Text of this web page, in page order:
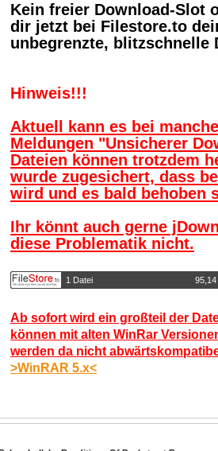
Kein freier Download-Slot
dir jetzt bei Filestore.to
unbegrenzte, blitzschnelle
Hinweis!!!
Aktuell kann es bei
Meldungen "Unsicherer
Dateien können trotzdem
wurde zugesichert, dass
wird und es bald behoben
Ihr könnt auch gerne
diese Problematik nicht.
1 Datei 95,14
Ab sofort wird ein großteil der
können mit alten WinRar
werden da nicht
>WinRAR 5.x<